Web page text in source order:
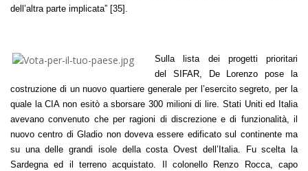
dell’altra parte implicata” [35].
Sulla lista dei progetti prioritari
del SIFAR, De Lorenzo pose la
costruzione di un nuovo quartiere generale per l’esercito segreto, per la
quale la CIA non esitò a sborsare 300 milioni di lire. Stati Uniti ed Italia
avevano convenuto che per ragioni di discrezione e di funzionalità, il
nuovo centro di Gladio non doveva essere edificato sul continente ma
su una delle grandi isole della costa Ovest dell’Italia. Fu scelta la
Sardegna ed il terreno acquistato. Il colonello Renzo Rocca, capo